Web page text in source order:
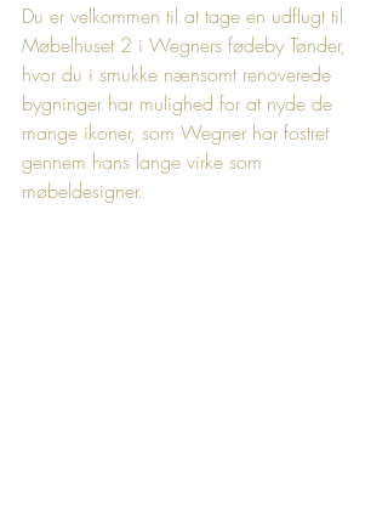
Du er velkommen til at tage en udflugt til
Møbelhuset 2 i Wegners fødeby Tønder,
hvor du i smukke nænsomt renoverede
bygninger har mulighed for at nyde de
mange ikoner, som Wegner har fostret
gennem hans lange virke som
møbeldesigner.